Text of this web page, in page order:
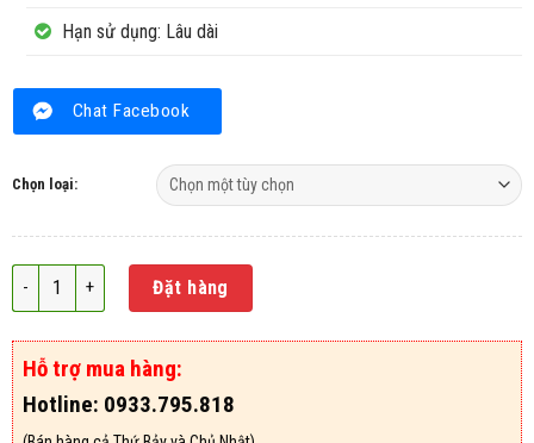
Hạn sử dụng: Lâu dài
Chat Facebook
Chọn loại:
Đèn diệt muỗi Winpest Win 30W số lượng
Đặt hàng
Hỗ trợ mua hàng:
Hotline: 0933.795.818